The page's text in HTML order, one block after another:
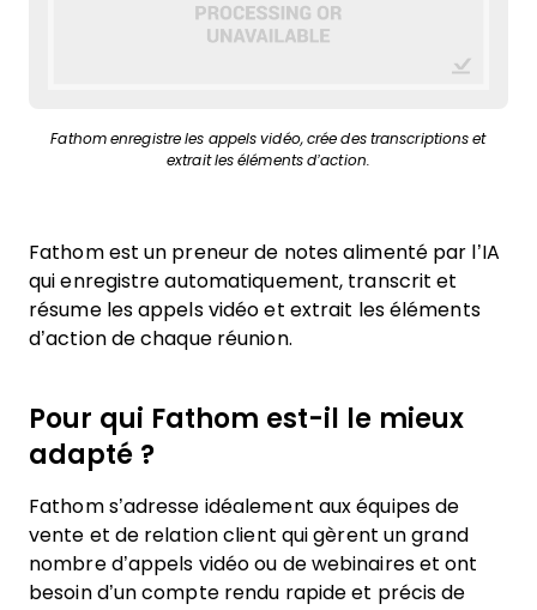
Fathom enregistre les appels vidéo, crée des transcriptions et
extrait les éléments d’action.
Fathom est un preneur de notes alimenté par l’IA
qui enregistre automatiquement, transcrit et
résume les appels vidéo et extrait les éléments
d’action de chaque réunion.
Pour qui Fathom est-il le mieux
adapté ?
Fathom s’adresse idéalement aux équipes de
vente et de relation client qui gèrent un grand
nombre d’appels vidéo ou de webinaires et ont
besoin d’un compte rendu rapide et précis de